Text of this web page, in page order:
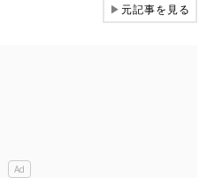
▶元記事を見る